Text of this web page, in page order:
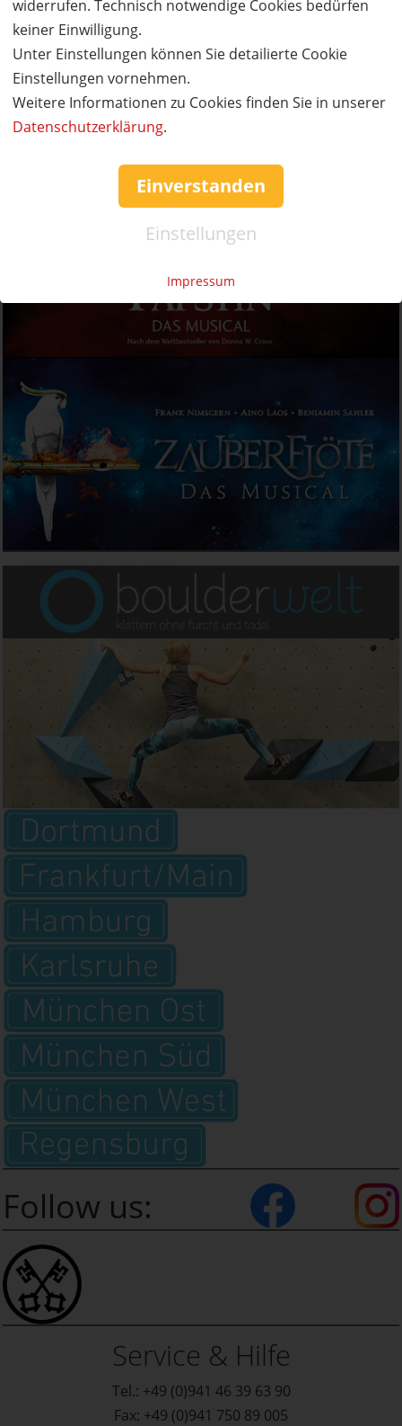
widerrufen. Technisch notwendige Cookies bedürfen
keiner Einwilligung.
Unter Einstellungen können Sie detailierte Cookie
Einstellungen vornehmen.
Weitere Informationen zu Cookies finden Sie in unserer
Datenschutzerklärung.
Einverstanden
Einstellungen
Impressum
Follow us:
Service & Hilfe
Tel.: +49 (0)941 46 39 63 90
Fax: +49 (0)941 750 89 005